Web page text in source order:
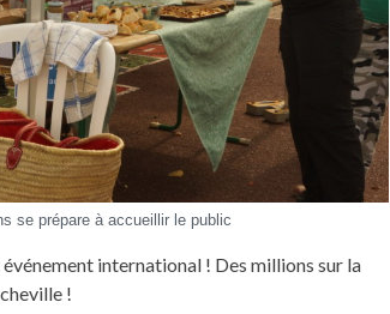
se prépare à accueillir le public
international ! Des millions sur la
!